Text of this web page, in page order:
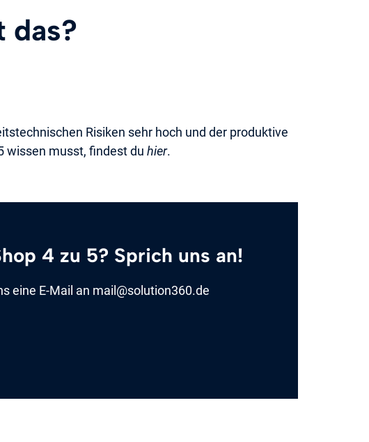
das?
Risiken sehr hoch und der produktive
wissen musst, findest du hier.
4 zu 5? Sprich uns an!
eine E-Mail an mail@solution360.de